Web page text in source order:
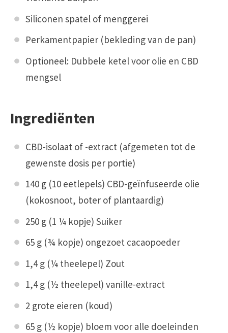
Siliconen spatel of menggerei
Perkamentpapier (bekleding van de pan)
Optioneel: Dubbele ketel voor olie en CBD
mengsel
Ingrediënten
CBD-isolaat of -extract (afgemeten tot de
gewenste dosis per portie)
140 g (10 eetlepels) CBD-geïnfuseerde olie
(kokosnoot, boter of plantaardig)
250 g (1 ¼ kopje) Suiker
65 g (¾ kopje) ongezoet cacaopoeder
1,4 g (¼ theelepel) Zout
1,4 g (½ theelepel) vanille-extract
2 grote eieren (koud)
65 g (½ kopje) bloem voor alle doeleinden